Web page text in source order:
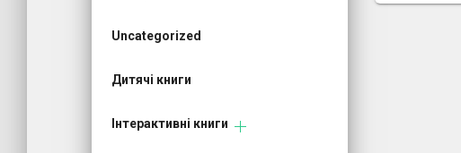
Uncategorized
Дитячі книги
Інтерактивні книги